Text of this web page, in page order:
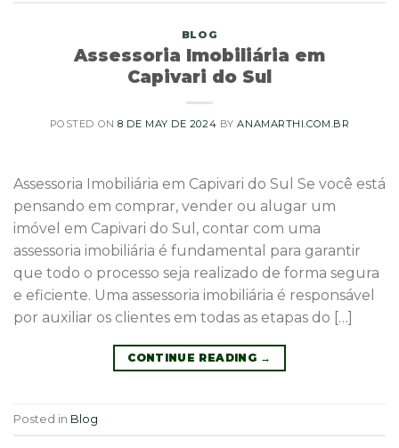
BLOG
Assessoria Imobiliária em
Capivari do Sul
POSTED ON8 DE MAY DE 2024 BYANAMARTHI.COM.BR
Assessoria Imobiliária em Capivari do Sul Se você está
pensando em comprar, vender ou alugar um
imóvel em Capivari do Sul, contar com uma
assessoria imobiliária é fundamental para garantir
que todo o processo seja realizado de forma segura
e eficiente. Uma assessoria imobiliária é responsável
por auxiliar os clientes em todas as etapas do […]
CONTINUE READING →
Posted in Blog